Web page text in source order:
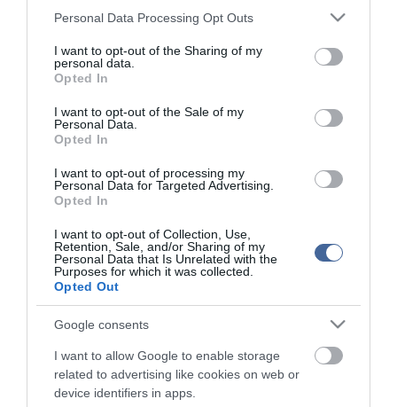
Please note that this website/app uses one or more Google
not limited to your visit or usage behaviour. You may click to
grant or deny consent to Google and its third-party tags to
use your data for below specified purposes in below Google
consent section.
Personal Data Processing Opt Outs
I want to opt-out of the Sharing of my
personal data.
Opted In
I want to opt-out of the Sale of my
Personal Data.
Opted In
I want to opt-out of processing my
Personal Data for Targeted Advertising.
Opted In
I want to opt-out of Collection, Use,
Retention, Sale, and/or Sharing of my
Personal Data that Is Unrelated with the
Purposes for which it was collected.
Opted Out
Google consents
I want to allow Google to enable storage
related to advertising like cookies on web or
device identifiers in apps.
ma.hu legfrissebb hírei:
Nagy erőkkel keresik a szomjazó gólyát megmentő
Árpádot
kormány
Kenyában bezzeg minden zöldebb
Második világháborús német katonai motorkerékpár
bukkant elő a Dunából
A Tisza-frakció kezdeményezte, hogy jövő kedden legyen
az államfőválasztás
Szomjazó gólyának adott inni egy férfi Tiszakécskénél -
megható pillanatot rögzített a kamera
Megható felvétel: elpusztult borját vitte magával egy
delfinanya